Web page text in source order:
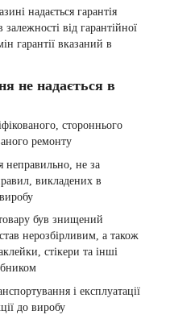
надається гарантія
від гарантійної
гарантії вказаний в
не надається в
стороннього
ремонту
неправильно, не за
викладених в
був знищений
нерозбірливим, а також
стікери та інші
і експлуатації
до виробу